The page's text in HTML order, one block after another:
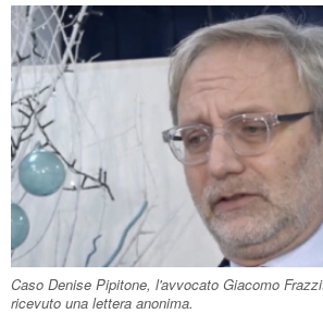
Caso Denise Pipitone, l'avvocato Giacomo
ricevuto una lettera anonima.